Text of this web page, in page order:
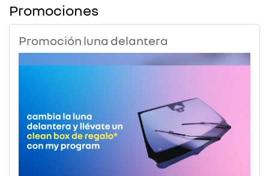
Promociones
Promoción luna delantera